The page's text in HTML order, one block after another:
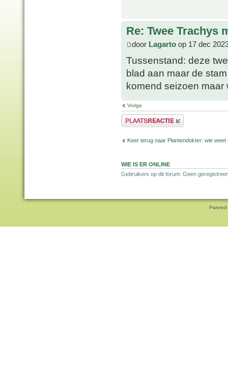
Re: Twee Trachys
door Lagarto op 17 dec
Tussenstand: deze
blad aan maar de
komend seizoen maar
Vorige
Plaats een reactie
Keer terug naar Plantendokter: wie weet
WIE IS ER ONLINE
Gebruikers op dit forum: Geen